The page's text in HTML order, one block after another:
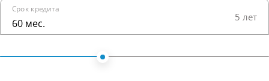
Срок кредита
60 мес. 5 лет